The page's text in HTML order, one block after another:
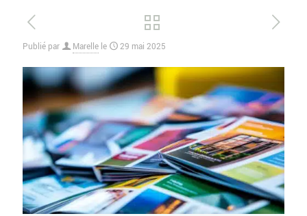
Publié par Marelle le 29 mai 2025